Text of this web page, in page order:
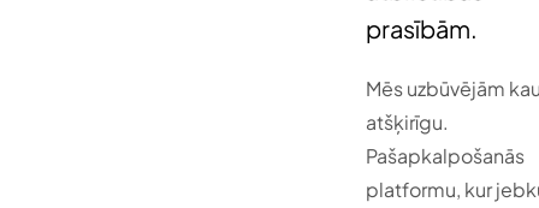
prasībām.
Mēs uzbūvējām
atšķirīgu.
Pašapkalpošanās
platformu, kur